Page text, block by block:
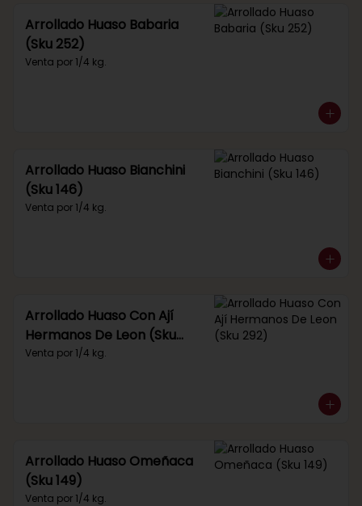
Arrollado Huaso Babaria
(Sku 252)
Venta por 1/4 kg.
Arrollado Huaso Bianchini
(Sku 146)
Venta por 1/4 kg.
Arrollado Huaso Con Ají
Hermanos De Leon (Sku
292)
Venta por 1/4 kg.
Arrollado Huaso Omeñaca
(Sku 149)
Venta por 1/4 kg.